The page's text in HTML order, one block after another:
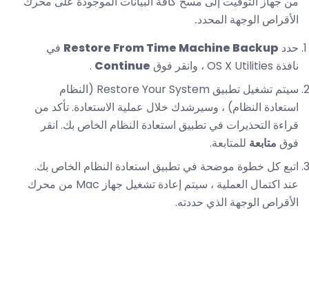
الأقراص الوجهة المحدد.
حدد Restore From Time Machine Backup في
نافذة OS X Utilities ، وانقر فوق
Continue
.
سيتم تشغيل تطبيق Restore Your System (النظام
استعادة النظام) ، وسيرشدك خلال عملية الاستعادة. تأكد من
قراءة التحذيرات في تطبيق استعادة النظام الخاص بك. انقر
فوق متابعة للمتابعة.
اتبع كل خطوة موضحة في تطبيق استعادة النظام الخاص بك.
عند اكتمال العملية ، سيتم إعادة تشغيل جهاز Mac من محرك
الأقراص الوجهة الذي حددته.